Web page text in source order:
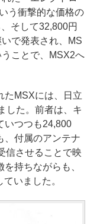
う衝撃的な価格の
そして32,800円
で発表され、MS
ことで、MSX2へ
MSXには、日立
した。前者は、キ
いつつも24,800
、付属のアンテナ
信させることで映
持ちながらも、
いました。